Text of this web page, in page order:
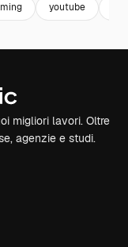
youtube
migliori lavori. Oltre
agenzie e studi.